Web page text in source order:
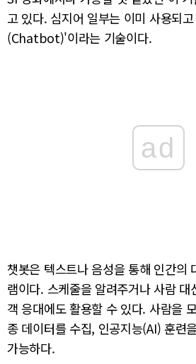
고 있다. 심지어 일부는 이미 사용되
(Chatbot)'이라는 기술이다.
ad
챗봇은 텍스트나 음성을 통해 인간의
램이다. 스케줄을 알려주거나 사람
객 응대에도 활용할 수 있다. 사람을
종 데이터를 수집, 인공지능(AI) 훈련
가능하다.